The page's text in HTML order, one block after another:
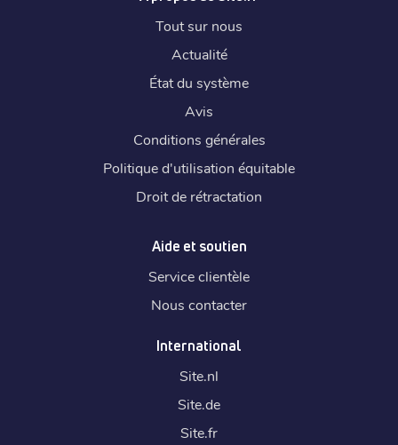
Tout sur nous
Actualité
État du système
Avis
Conditions générales
Politique d'utilisation équitable
Droit de rétractation
Aide et soutien
Service clientèle
Nous contacter
International
Site.nl
Site.de
Site.fr